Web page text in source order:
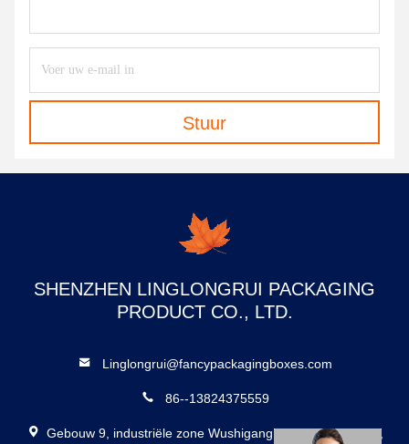
Stuur
SHENZHEN LINGLONGRUI PACKAGING
PRODUCT CO., LTD.
Linglongrui@fancypackagingboxes.com
86--13824375559
Gebouw 9, industriële zone Wushigang, Dalang, Longhua,